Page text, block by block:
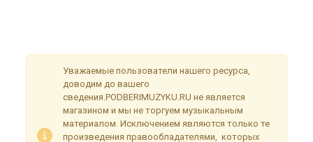
Уважаемые пользователи нашего ресурса,
доводим до вашего
сведения.PODBERIMUZYKU.RU не является
магазином и мы не торгуем музыкальным
материалом. Исключением являются только те
произведения правообладателями, которых